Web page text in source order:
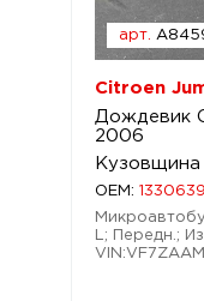
арт.
Citroen
Дождевик
2006
Кузовщина
OEM:
L; Передн.;